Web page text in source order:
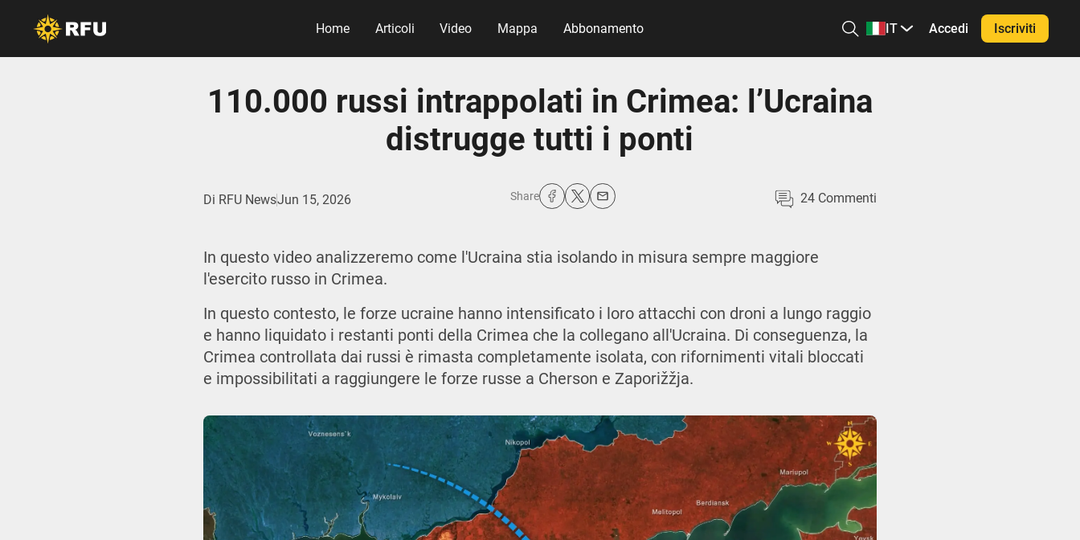
Home Articoli Video Mappa Abbonamento IT Accedi Iscriviti
110.000 russi intrappolati in Crimea: l’Ucraina
distrugge tutti i ponti
Di RFU NewsJun 15, 2026 Share 24Commenti
In questo video analizzeremo come l'Ucraina stia isolando in misura sempre maggiore
l'esercito russo in Crimea.
In questo contesto, le forze ucraine hanno intensificato i loro attacchi con droni a lungo raggio
e hanno liquidato i restanti ponti della Crimea che la collegano all'Ucraina. Di conseguenza, la
Crimea controllata dai russi è rimasta completamente isolata, con rifornimenti vitali bloccati
e impossibilitati a raggiungere le forze russe a Cherson e Zaporižžja.